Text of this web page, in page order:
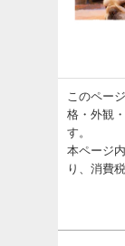
このペー
格・外観
す。
本ページ
り、消費